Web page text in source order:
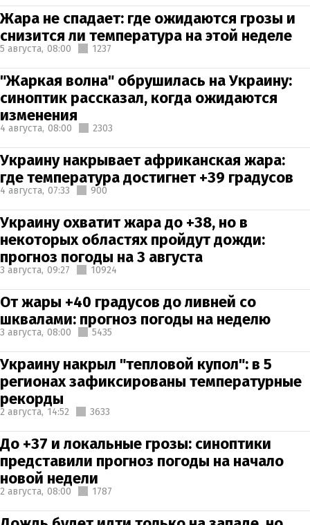
Жара не спадает: где ожидаются грозы и
снизится ли температура на этой неделе
5 августа, 08:00 1237
"Жаркая волна" обрушилась на Украину:
синоптик рассказал, когда ожидаются
изменения
4 августа, 08:00 2303
Украину накрывает африканская жара:
где температура достигнет +39 градусов
4 августа, 07:33 900
Украину охватит жара до +38, но в
некоторых областях пройдут дожди:
прогноз погоды на 3 августа
3 августа, 09:27 10924
От жары +40 градусов до ливней со
шквалами: прогноз погоды на неделю
3 августа, 08:00 5435
Украину накрыл "тепловой купол": в 5
регионах зафиксированы температурные
рекорды
2 августа, 14:52 3633
До +37 и локальные грозы: синоптики
представили прогноз погоды на начало
новой недели
2 августа, 08:00 1787